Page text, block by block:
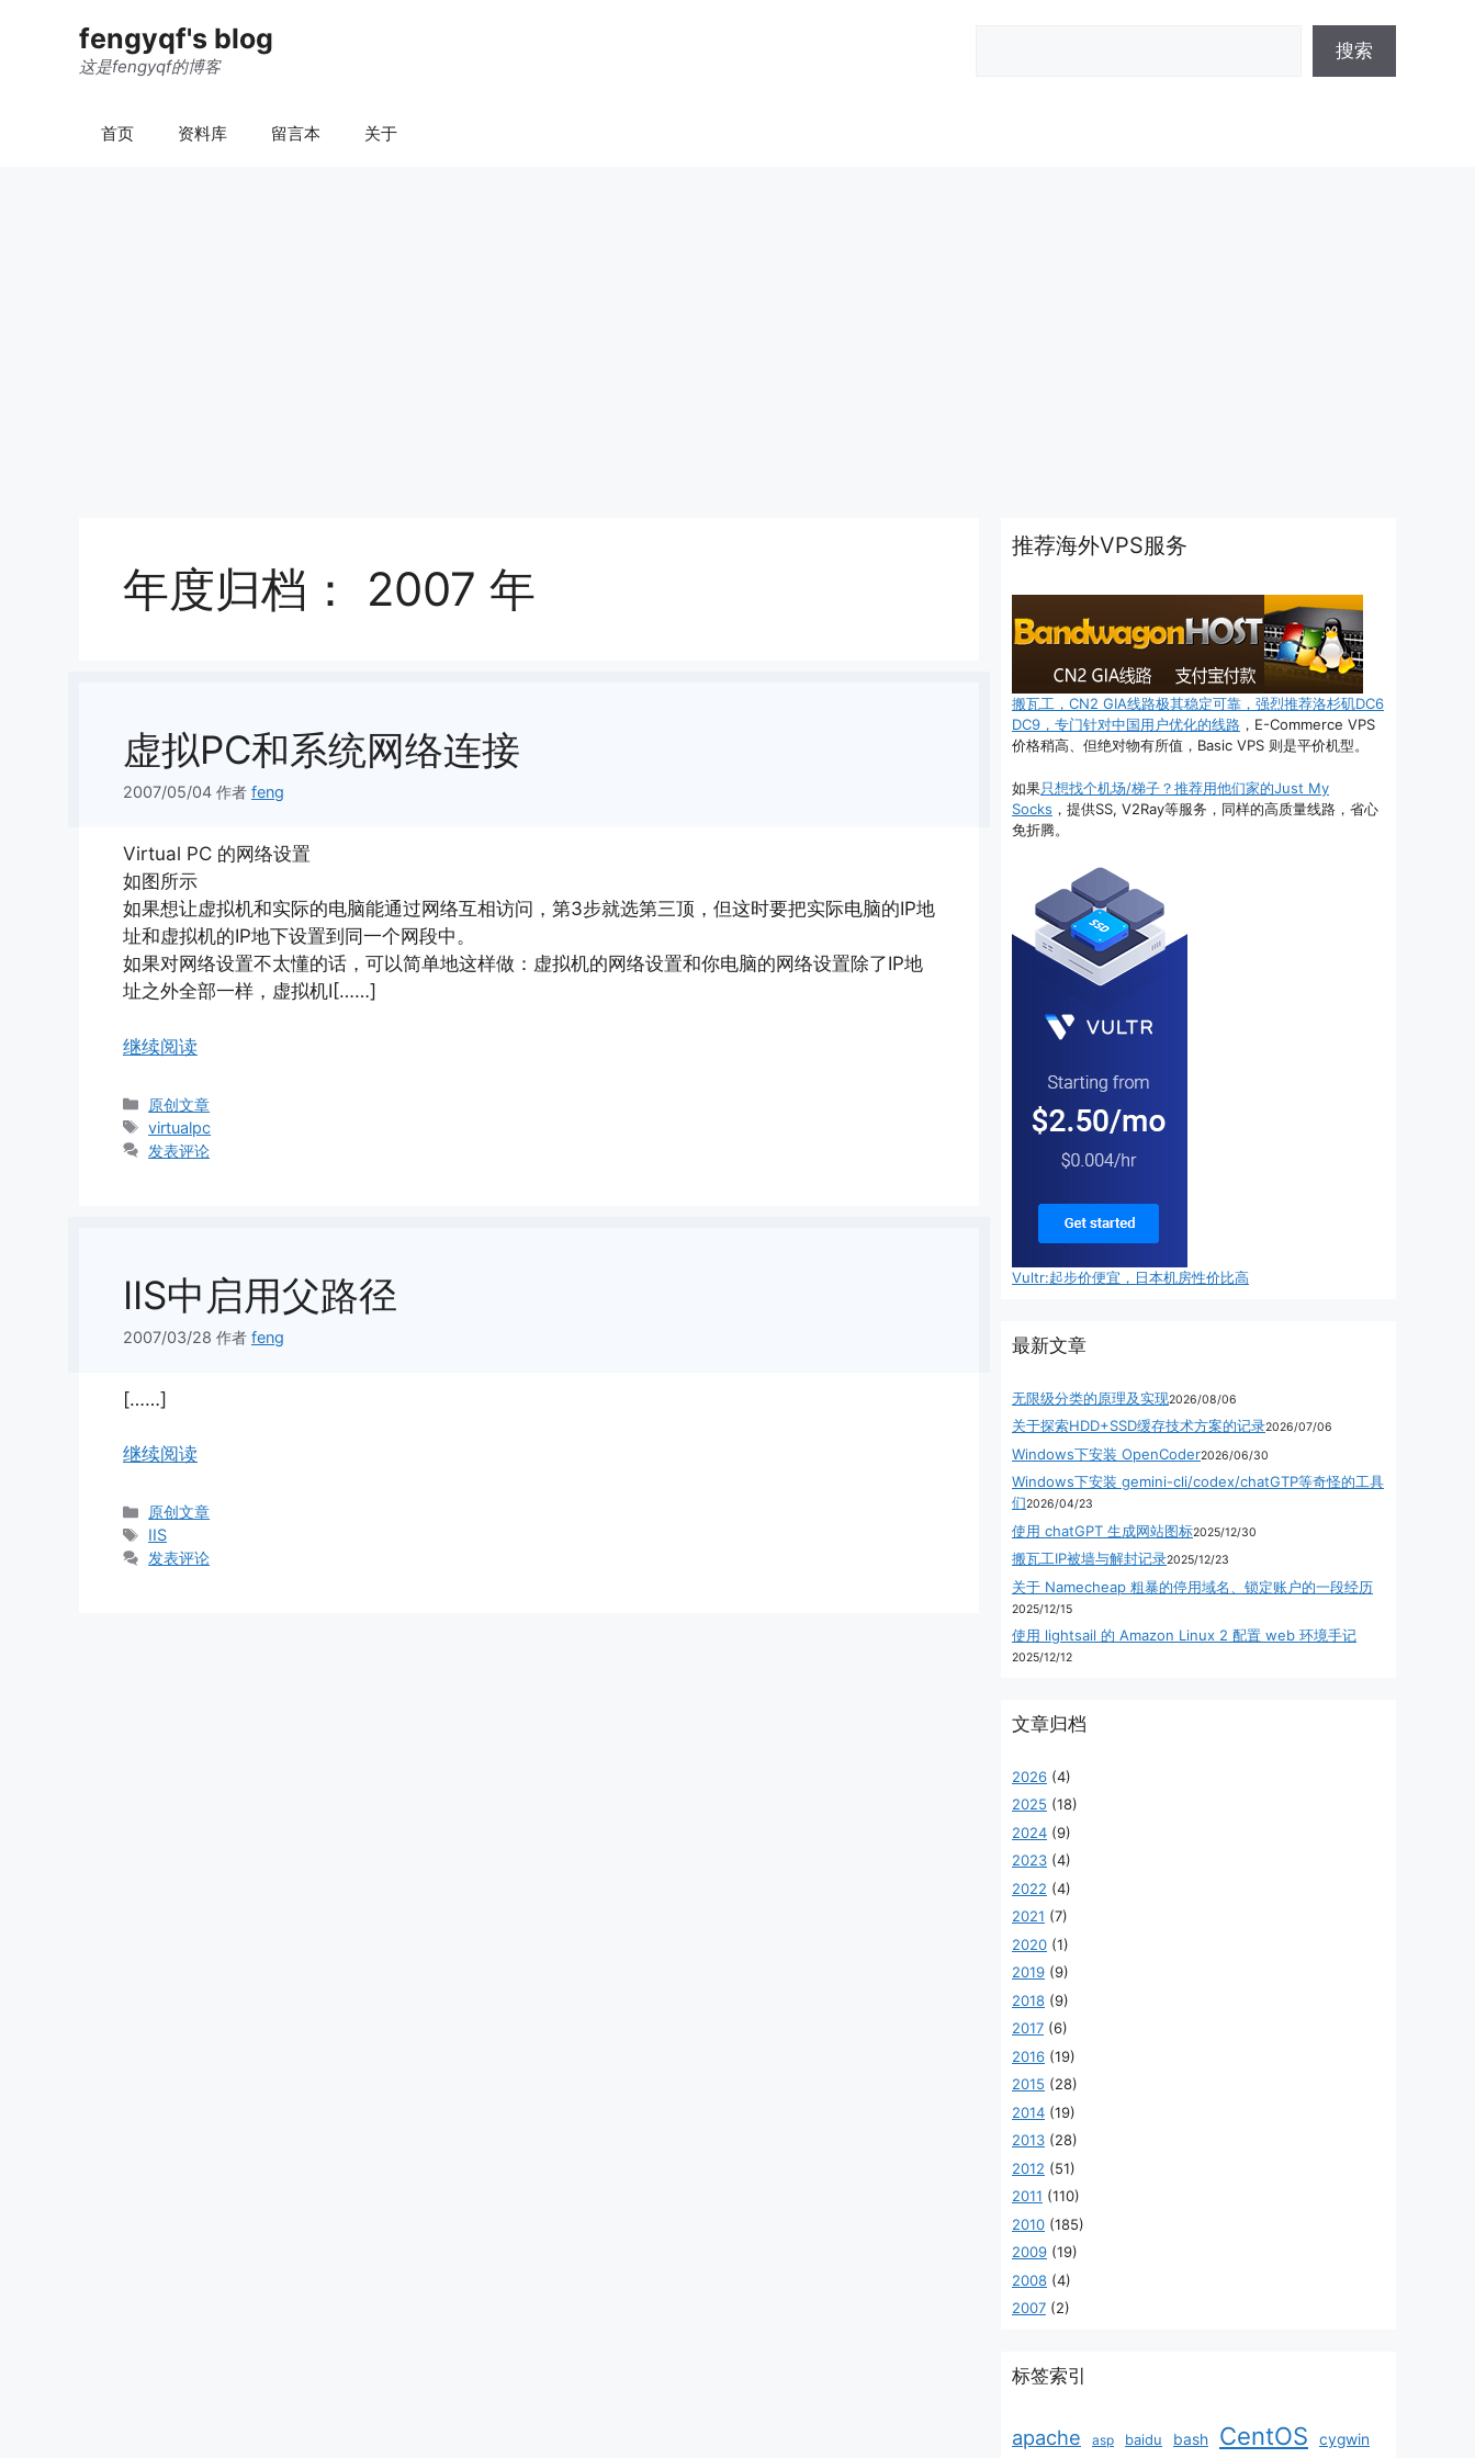
fengyqf's blog
这是fengyqf的博客
搜索
首页 资料库 留言本 关于
年度归档： 2007 年
虚拟PC和系统网络连接
2007/05/04 作者 feng
Virtual PC 的网络设置
如图所示
如果想让虚拟机和实际的电脑能通过网络互相访问，第3步就选第三顶，但这时要把实际电脑的IP地
址和虚拟机的IP地下设置到同一个网段中。
如果对网络设置不太懂的话，可以简单地这样做：虚拟机的网络设置和你电脑的网络设置除了IP地
址之外全部一样，虚拟机I[……]
继续阅读
分
类
原创文章
标
签
virtualpc
发表评论
IIS中启用父路径
2007/03/28 作者 feng
[……]
继续阅读
分
类
原创文章
标
签
IIS
发表评论
推荐海外VPS服务
搬瓦工，CN2 GIA线路极其稳定可靠，强烈推荐洛杉矶DC6
DC9，专门针对中国用户优化的线路 ，E-Commerce VPS
价格稍高、但绝对物有所值，Basic VPS 则是平价机型。
如果只想找个机场/梯子？推荐用他们家的Just My
Socks ，提供SS, V2Ray等服务，同样的高质量线路，省心
免折腾。
Vultr:起步价便宜，日本机房性价比高
最新文章
无限级分类的原理及实现2026/08/06
关于探索HDD+SSD缓存技术方案的记录2026/07/06
Windows下安装 OpenCoder2026/06/30
Windows下安装 gemini-cli/codex/chatGTP等奇怪的工具
们2026/04/23
使用 chatGPT 生成网站图标2025/12/30
搬瓦工IP被墙与解封记录2025/12/23
关于 Namecheap 粗暴的停用域名、锁定账户的一段经历
2025/12/15
使用 lightsail 的 Amazon Linux 2 配置 web 环境手记
2025/12/12
文章归档
2026 (4)
2025 (18)
2024 (9)
2023 (4)
2022 (4)
2021 (7)
2020 (1)
2019 (9)
2018 (9)
2017 (6)
2016 (19)
2015 (28)
2014 (19)
2013 (28)
2012 (51)
2011 (110)
2010 (185)
2009 (19)
2008 (4)
2007 (2)
标签索引
apache asp baidu bash CentOS cygwin